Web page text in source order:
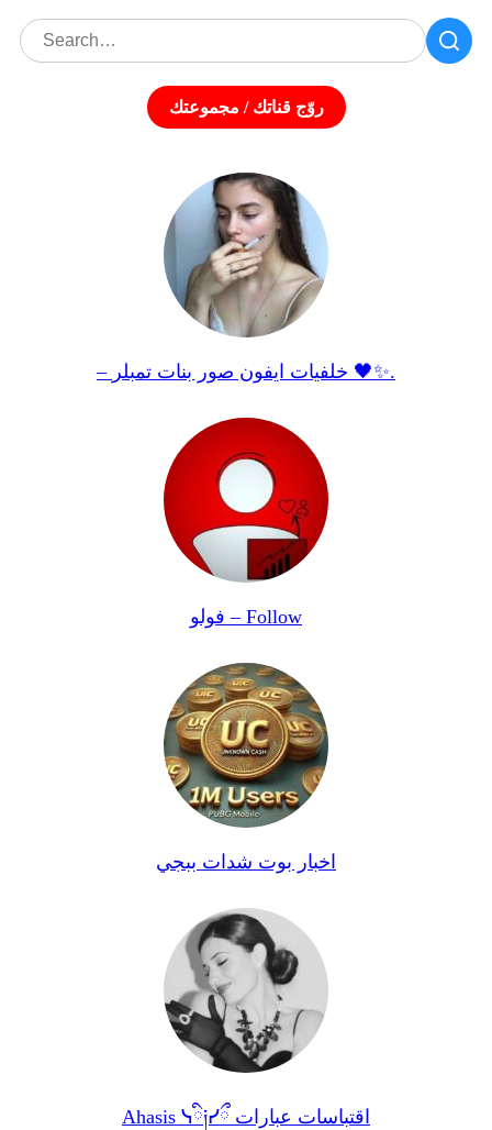
روّج قناتك / مجموعتك
– خلفيات ايفون صور بنات تمبلر 🖤✨.
فولو – Follow
اخبار بوت شدات ببجي
Ahasis ᓭི༏ᓯྀ اقتباسات عبارات